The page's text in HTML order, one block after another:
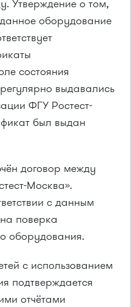
Утверждение о том,
оборудование
состояния
выдавались
ФГУ Ростест-
был выдан
договор между
Москва».
с данным
поверка
оборудования.
с использованием
подтверждается
отчётами